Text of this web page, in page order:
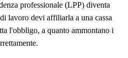
professionale (LPP) diventa
lavoro devi affiliarla a una cassa
l'obbligo, a quanto ammontano i